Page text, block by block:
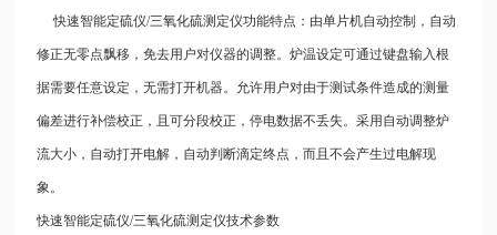
快速智能定硫仪/三氧化硫测定仪功能特点：由单片机自动控制，自动
修正无零点飘移，免去用户对仪器的调整。炉温设定可通过键盘输入根
据需要任意设定，无需打开机器。允许用户对由于测试条件造成的测量
偏差进行补偿校正，且可分段校正，停电数据不丢失。采用自动调整炉
流大小，自动打开电解，自动判断滴定终点，而且不会产生过电解现
象。
快速智能定硫仪/三氧化硫测定仪技术参数